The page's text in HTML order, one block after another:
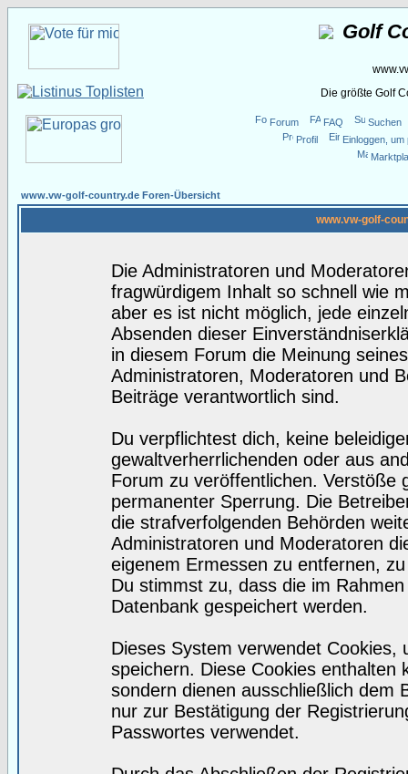
Golf
Die größte Golf
Forum FAQ
Suchen
Profil
Einloggen,
www.vw-golf-country.de Foren-Übersicht
www.vw-golf-
Die Administratoren und
fragwürdigem Inhalt so schnell wie
aber es ist nicht möglich, jede
Absenden dieser
in diesem Forum die Meinung
Administratoren, Moderatoren und
Beiträge verantwortlich sind.
Du verpflichtest dich, keine
gewaltverherrlichenden oder aus
Forum zu veröffentlichen. Verstöße
permanenter Sperrung. Die
die strafverfolgenden Behörden
Administratoren und Moderatoren
eigenem Ermessen zu entfernen,
Du stimmst zu, dass die im
Datenbank gespeichert werden.
Dieses System verwendet
speichern. Diese Cookies enthalten
sondern dienen ausschließlich dem
nur zur Bestätigung der
Passwortes verwendet.